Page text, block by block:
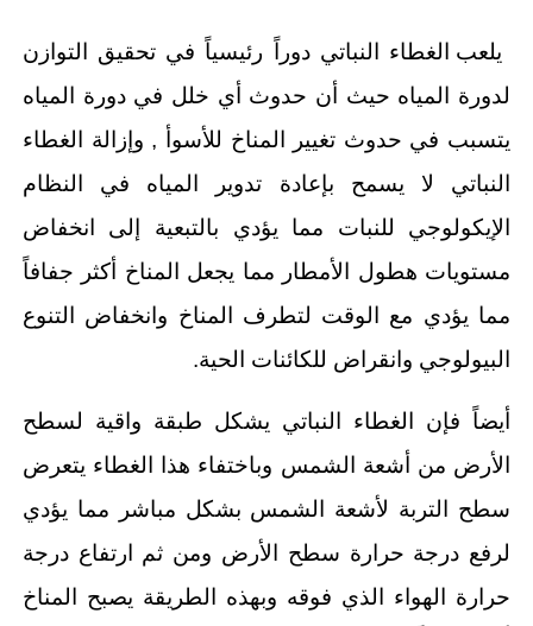
يلعب الغطاء النباتي دوراً رئيسياً في تحقيق التوازن
لدورة المياه حيث أن حدوث أي خلل في دورة المياه
يتسبب في حدوث تغيير المناخ للأسوأ , وإزالة الغطاء
النباتي لا يسمح بإعادة تدوير المياه في النظام
الإيكولوجي للنبات مما يؤدي بالتبعية إلى انخفاض
مستويات هطول الأمطار مما يجعل المناخ أكثر جفافاً
مما يؤدي مع الوقت لتطرف المناخ وانخفاض التنوع
البيولوجي وانقراض للكائنات الحية.
أيضاً فإن الغطاء النباتي يشكل طبقة واقية لسطح
الأرض من أشعة الشمس وباختفاء هذا الغطاء يتعرض
سطح التربة لأشعة الشمس بشكل مباشر مما يؤدي
لرفع درجة حرارة سطح الأرض ومن ثم ارتفاع درجة
حرارة الهواء الذي فوقه وبهذه الطريقة يصبح المناخ